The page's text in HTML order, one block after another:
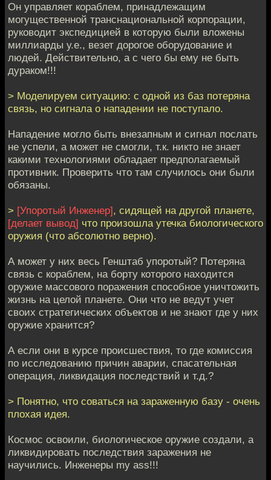
Он управляет кораблем, принадлежащим
могущественной транснациональной корпорации,
руководит экспедицией в которую были вложены
миллиарды у.е., везет дорогое оборудование и
людей. Действительно, а с чего бы ему не быть
дураком!!!
> Моделируем ситуацию: с одной из баз потеряна
связь, но сигнала о нападении не поступало.
Нападение могло быть внезапным и сигнал послать
не успели, а может не смогли, т.к. никто не знает
какими технологиями обладает предполагаемый
противник. Проверить что там случилось они были
обязаны.
> [Упоротый Инженер], сидящей на другой планете,
[делает вывод] что произошла утечка биологического
оружия (что абсолютно верно).
А может у них весь Генштаб упоротый? Потеряна
связь с кораблем, на борту которого находится
оружие массового поражения способное уничтожить
жизнь на целой планете. Они что не ведут учет
своих стратегических объектов и не знают где у них
оружие хранится?
А если они в курсе происшествия, то где комиссия
по исследованию причин аварии, спасательная
операция, ликвидация последствий и т.д.?
> Понятно, что соваться на зараженную базу - очень
плохая идея.
Космос освоили, биологическое оружие создали, а
ликвидировать последствия заражения не
научились. Инженеры my ass!!!